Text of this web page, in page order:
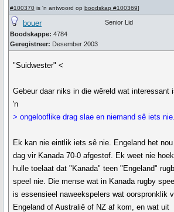
#100370 is 'n antwoord op boodskap #100369]
bouer
Boodskappe: 4784
Geregistreer: Desember 2003
Senior Lid
"Suidwester" <
Gebeur daar niks in die wêreld wat interessant
'n
> ongelooflike drag slae en niemand sê iets nie.
Ek kan nie eintlik iets sê nie. Engeland het
dag vir Kanada 70-0 afgestof. Ek weet nie
hulle toelaat dat "Kanada" teen "Engeland"
speel nie. Die mense wat in Kanada rugby
is essensieel naweekspelers wat oorspronklik
Engeland of Australië of NZ af kom, en wat uit